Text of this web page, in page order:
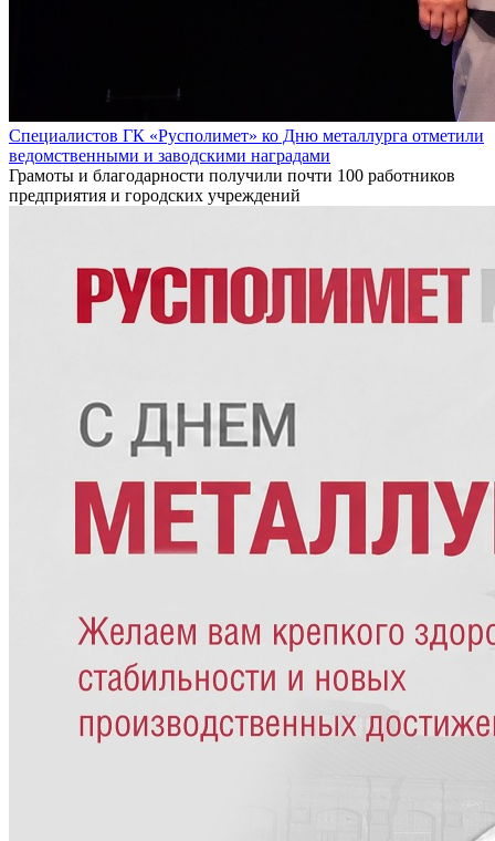
Специалистов ГК «Русполимет» ко Дню металлурга отметили
ведомственными и заводскими наградами
Грамоты и благодарности получили почти 100 работников
предприятия и городских учреждений